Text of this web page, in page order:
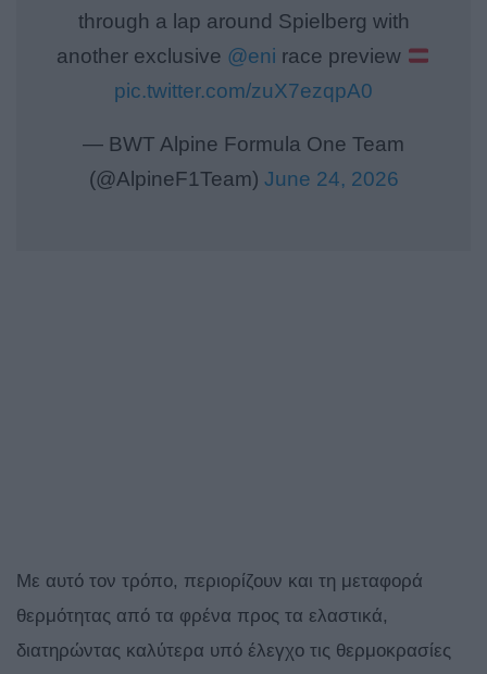
through a lap around Spielberg with
another exclusive @eni race preview
pic.twitter.com/zuX7ezqpA0
— BWT Alpine Formula One Team
(@AlpineF1Team) June 24, 2026
Με αυτό τον τρόπο, περιορίζουν και τη μεταφορά
θερμότητας από τα φρένα προς τα ελαστικά,
διατηρώντας καλύτερα υπό έλεγχο τις θερμοκρασίες